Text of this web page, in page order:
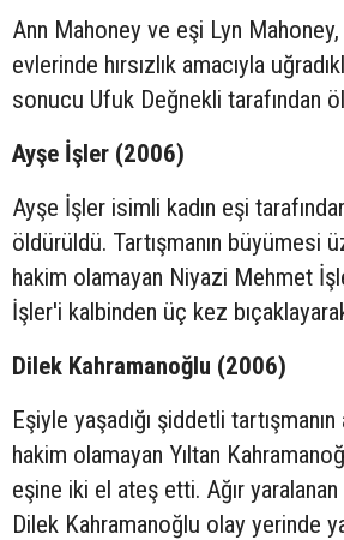
Ann Mahoney ve eşi Lyn
evlerinde hırsızlık amacıyla
sonucu Ufuk Değnekli tarafından
Ayşe İşler (2006)
Ayşe İşler isimli kadın eşi
öldürüldü. Tartışmanın büyümesi
hakim olamayan Niyazi Mehmet
İşler'i kalbinden üç kez
Dilek Kahramanoğlu (2006)
Eşiyle yaşadığı şiddetli
hakim olamayan Yıltan
eşine iki el ateş etti. Ağır
Dilek Kahramanoğlu olay yerinde